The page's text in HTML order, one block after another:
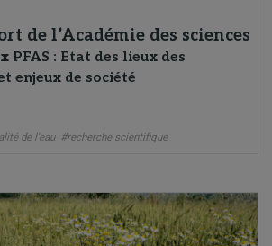
de l’Académie des sciences
PFAS : Etat des lieux des
enjeux de société
de l'eau #recherche scientifique